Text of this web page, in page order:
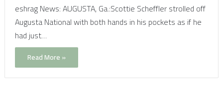
eshrag News: AUGUSTA, Ga.:Scottie Scheffler strolled off
Augusta National with both hands in his pockets as if he
had just…
Read More »